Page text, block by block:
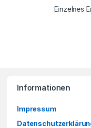
Einzelnes
Informationen
Impressum